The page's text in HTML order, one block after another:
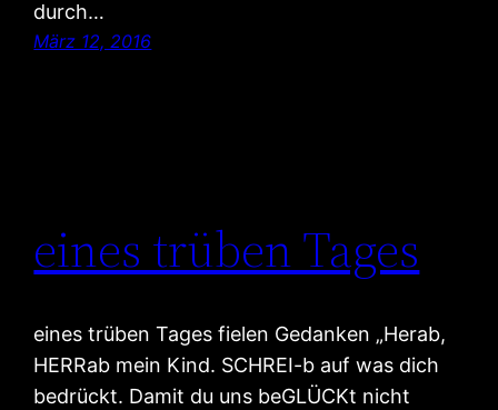
durch…
März 12, 2016
eines trüben Tages
eines trüben Tages fielen Gedanken „Herab,
HERRab mein Kind. SCHREI-b auf was dich
bedrückt. Damit du uns beGLÜCKt nicht